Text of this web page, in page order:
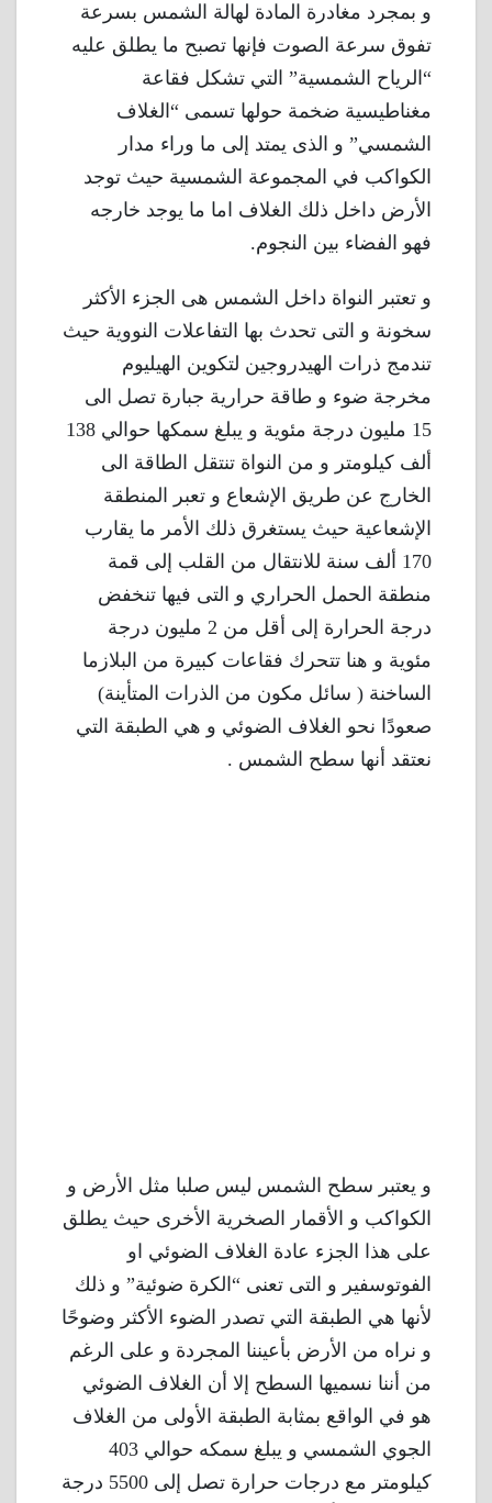
و بمجرد مغادرة المادة لهالة الشمس بسرعة
تفوق سرعة الصوت فإنها تصبح ما يطلق عليه
“الرياح الشمسية” التي تشكل فقاعة
مغناطيسية ضخمة حولها تسمى “الغلاف
الشمسي” و الذى يمتد إلى ما وراء مدار
الكواكب في المجموعة الشمسية حيث توجد
الأرض داخل ذلك الغلاف اما ما يوجد خارجه
فهو الفضاء بين النجوم.
و تعتبر النواة داخل الشمس هى الجزء الأكثر
سخونة و التى تحدث بها التفاعلات النووية حيث
تندمج ذرات الهيدروجين لتكوين الهيليوم
مخرجة ضوء و طاقة حرارية جبارة تصل الى
15 مليون درجة مئوية و يبلغ سمكها حوالي 138
ألف كيلومتر و من النواة تنتقل الطاقة الى
الخارج عن طريق الإشعاع و تعبر المنطقة
الإشعاعية حيث يستغرق ذلك الأمر ما يقارب
170 ألف سنة للانتقال من القلب إلى قمة
منطقة الحمل الحراري و التى فيها تنخفض
درجة الحرارة إلى أقل من 2 مليون درجة
مئوية و هنا تتحرك فقاعات كبيرة من البلازما
الساخنة ( سائل مكون من الذرات المتأينة)
صعودًا نحو الغلاف الضوئي و هي الطبقة التي
نعتقد أنها سطح الشمس .
و يعتبر سطح الشمس ليس صلبا مثل الأرض و
الكواكب و الأقمار الصخرية الأخرى حيث يطلق
على هذا الجزء عادة الغلاف الضوئي او
الفوتوسفير و التى تعنى “الكرة ضوئية” و ذلك
لأنها هي الطبقة التي تصدر الضوء الأكثر وضوحًا
و نراه من الأرض بأعيننا المجردة و على الرغم
من أننا نسميها السطح إلا أن الغلاف الضوئي
هو في الواقع بمثابة الطبقة الأولى من الغلاف
الجوي الشمسي و يبلغ سمكه حوالي 403
كيلومتر مع درجات حرارة تصل إلى 5500 درجة